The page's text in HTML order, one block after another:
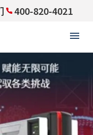
400-820-4021